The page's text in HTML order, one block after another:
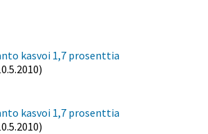
kasvoi 1,7 prosenttia
kasvoi 1,7 prosenttia